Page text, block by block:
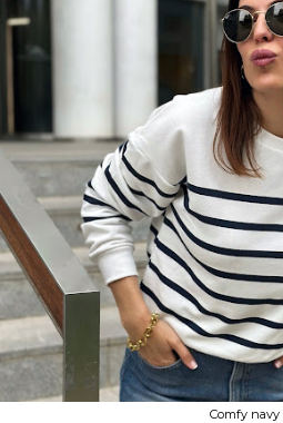
Comfy navy